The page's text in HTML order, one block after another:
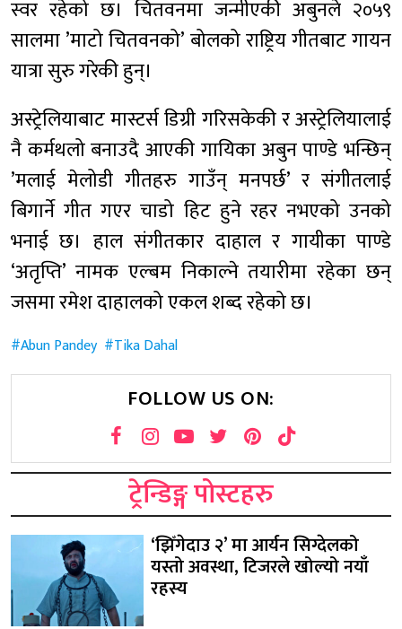
स्वर रहेको छ। चितवनमा जन्मीएकी अबुनले २०५९
सालमा ’माटो चितवनको’ बोलको राष्ट्रिय गीतबाट गायन
यात्रा सुरु गरेकी हुन्।
अस्ट्रेलियाबाट मास्टर्स डिग्री गरिसकेकी र अस्ट्रेलियालाई
नै कर्मथलो बनाउदै आएकी गायिका अबुन पाण्डे भन्छिन्
’मलाई मेलोडी गीतहरु गाउँन् मनपर्छ’ र संगीतलाई
बिगार्ने गीत गएर चाडो हिट हुने रहर नभएको उनको
भनाई छ। हाल संगीतकार दाहाल र गायीका पाण्डे
‘अतृप्ति’ नामक एल्बम निकाल्ने तयारीमा रहेका छन्
जसमा रमेश दाहालको एकल शब्द रहेको छ।
Abun Pandey Tika Dahal
FOLLOW US ON:
ट्रेन्डिङ्ग पोस्टहरु
‘झिँगेदाउ २’ मा आर्यन सिग्देलको
यस्तो अवस्था, टिजरले खोल्यो नयाँ
रहस्य